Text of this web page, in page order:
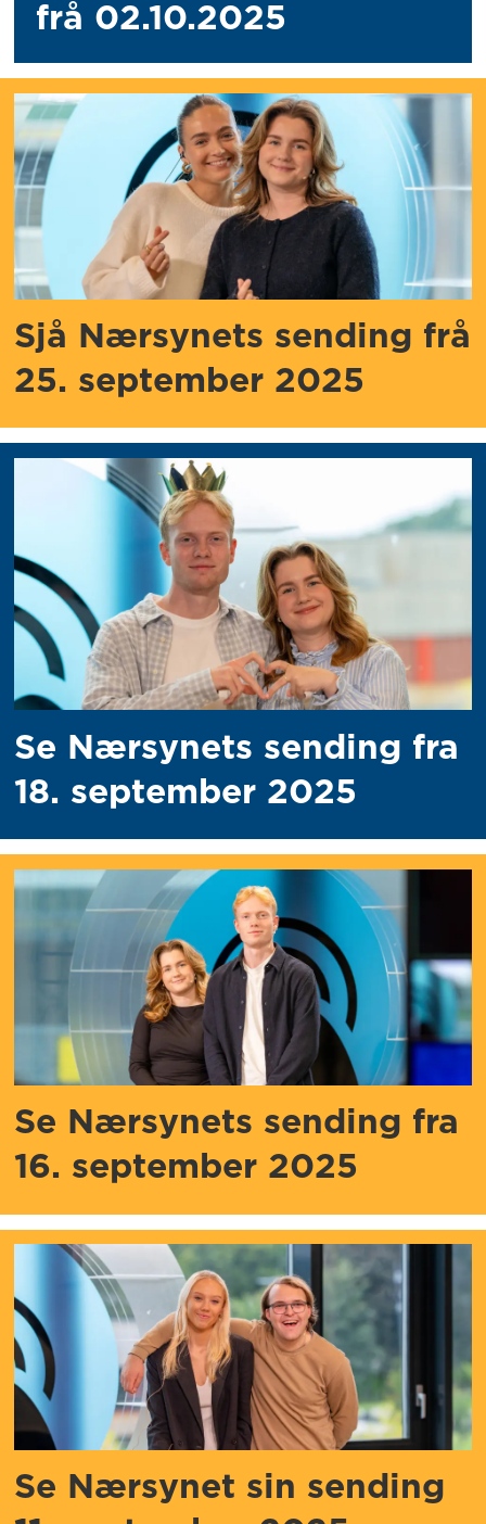
frå 02.10.2025
Sjå Nærsynets sending frå
25. september 2025
Se Nærsynets sending fra
18. september 2025
Se Nærsynets sending fra
16. september 2025
Se Nærsynet sin sending